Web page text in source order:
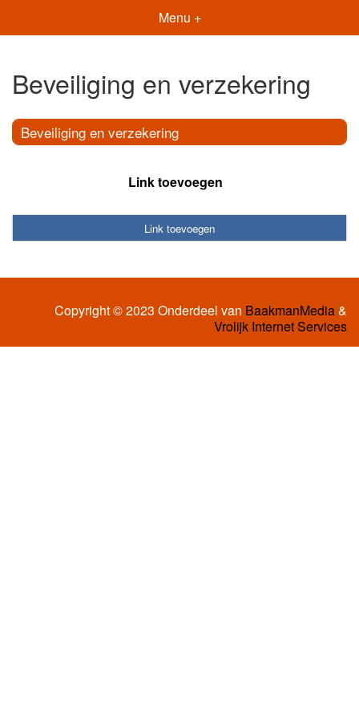
Menu +
Beveiliging en verzekering
Beveiliging en verzekering
Link toevoegen
Link toevoegen
Copyright © 2023 Onderdeel van BaakmanMedia&
Vrolijk Internet Services